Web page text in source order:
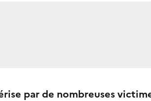
par de nombreuses